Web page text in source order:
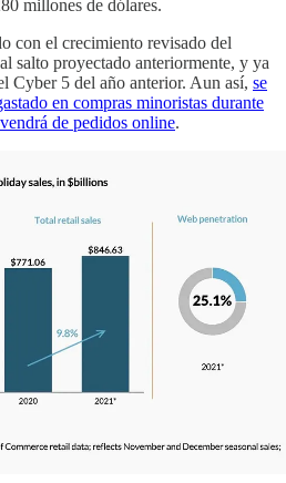
millones de dólares.
con el crecimiento revisado del
salto proyectado anteriormente, y ya
Cyber 5 del año anterior. Aun así, se
en compras minoristas durante
de pedidos online.